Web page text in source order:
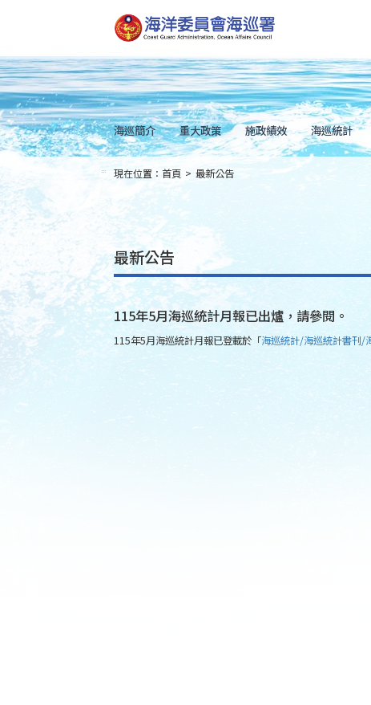
到
主
內
容
Skip
to
main
content
海巡簡介 重大政策 施政績效 海巡統計
::: 現在位置： 首頁 > 最新公告
最新公告
115年5月海巡統計月報已出爐，請參閱。
115年5月海巡統計月報已登載於「海巡統計/海巡統計書刊/